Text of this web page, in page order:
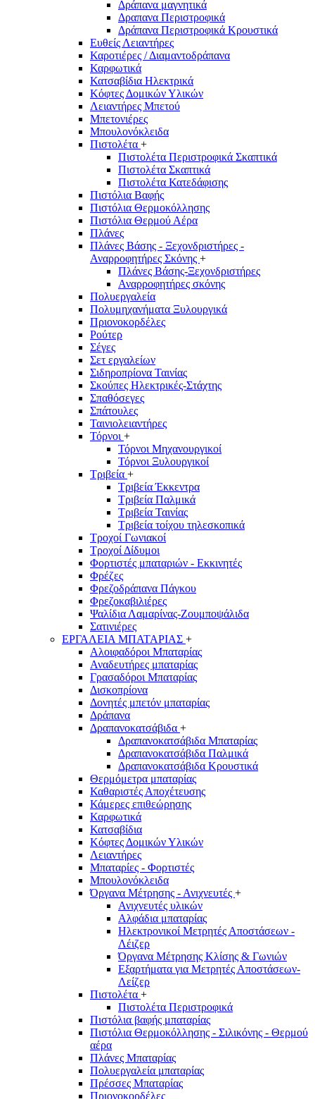
Δράπανα μαγνητικά
Δραπανα Περιστροφικά
Δράπανα Περιστροφικά Κρουστικά
Ευθείς Λειαντήρες
Καροτιέρες / Διαμαντοδράπανα
Καρφωτικά
Κατσαβίδια Ηλεκτρικά
Κόφτες Δομικών Υλικών
Λειαντήρες Μπετού
Μπετονιέρες
Μπουλονόκλειδα
Πιστολέτα +
Πιστολέτα Περιστροφικά Σκαπτικά
Πιστολέτα Σκαπτικά
Πιστολέτα Κατεδάφισης
Πιστόλια Βαφής
Πιστόλια Θερμοκόλλησης
Πιστόλια Θερμού Αέρα
Πλάνες
Πλάνες Βάσης - Ξεχονδριστήρες -
Αναρροφητήρες Σκόνης +
Πλάνες Βάσης-Ξεχονδριστήρες
Αναρροφητήρες σκόνης
Πολυεργαλεία
Πολυμηχανήματα Ξυλουργικά
Πριονοκορδέλες
Ρούτερ
Σέγες
Σετ εργαλείων
Σιδηροπρίονα Ταινίας
Σκούπες Ηλεκτρικές-Στάχτης
Σπαθόσεγες
Σπάτουλες
Ταινιολειαντήρες
Τόρνοι +
Τόρνοι Μηχανουργικοί
Τόρνοι Ξυλουργικοί
Τριβεία +
Τριβεία Έκκεντρα
Τριβεία Παλμικά
Τριβεία Ταινίας
Τριβεία τοίχου τηλεσκοπικά
Τροχοί Γωνιακοί
Τροχοί Δίδυμοι
Φορτιστές μπαταριών - Εκκινητές
Φρέζες
Φρεζοδράπανα Πάγκου
Φρεζοκαβιλιέρες
Ψαλίδια Λαμαρίνας-Ζουμποψάλιδα
Σατινιέρες
ΕΡΓΑΛΕΙΑ ΜΠΑΤΑΡΙΑΣ +
Αλοιφαδόροι Μπαταρίας
Αναδευτήρες μπαταρίας
Γρασαδόροι Μπαταρίας
Δισκοπρίονα
Δονητές μπετόν μπαταρίας
Δράπανα
Δραπανοκατσάβιδα +
Δραπανοκατσάβιδα Μπαταρίας
Δραπανοκατσάβιδα Παλμικά
Δραπανοκατσάβιδα Κρουστικά
Θερμόμετρα μπαταρίας
Καθαριστές Αποχέτευσης
Κάμερες επιθεώρησης
Καρφωτικά
Κατσαβίδια
Κόφτες Δομικών Υλικών
Λειαντήρες
Μπαταρίες - Φορτιστές
Μπουλονόκλειδα
Όργανα Μέτρησης - Ανιχνευτές +
Ανιχνευτές υλικών
Αλφάδια μπαταρίας
Ηλεκτρονικοί Μετρητές Αποστάσεων -
Λέιζερ
Όργανα Μέτρησης Κλίσης & Γωνιών
Εξαρτήματα για Μετρητές Αποστάσεων-
Λείζερ
Πιστολέτα +
Πιστολέτα Περιστροφικά
Πιστόλια βαφής μπαταρίας
Πιστόλια Θερμοκόλλησης - Σιλικόνης - Θερμού
αέρα
Πλάνες Μπαταρίας
Πολυεργαλεία μπαταρίας
Πρέσσες Μπαταρίας
Πριονοκορδέλες